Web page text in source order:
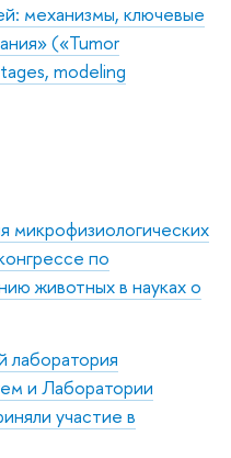
механизмы, ключевые
(«Tumor
modeling
микрофизиологических
по
животных в науках о
и Лаборатории
участие в